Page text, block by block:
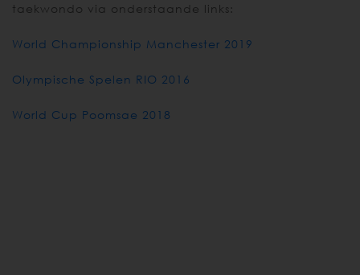
taekwondo via onderstaande links:
World Championship Manchester 2019
Olympische Spelen RIO 2016
World Cup Poomsae 2018